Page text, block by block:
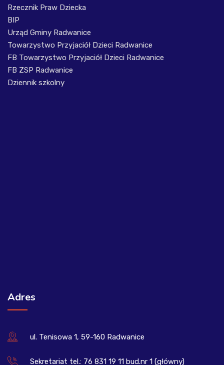
Rzecznik Praw Dziecka
BIP
Urząd Gminy Radwanice
Towarzystwo Przyjaciół Dzieci Radwanice
FB Towarzystwo Przyjaciół Dzieci Radwanice
FB ZSP Radwanice
Dziennik szkolny
Adres
ul. Tenisowa 1, 59-160 Radwanice
Sekretariat tel.: 76 831 19 11 bud.nr 1 (główny)